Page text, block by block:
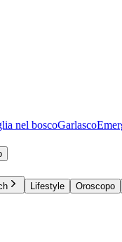
nel boscoGarlasco
Lifestyle Oroscopo